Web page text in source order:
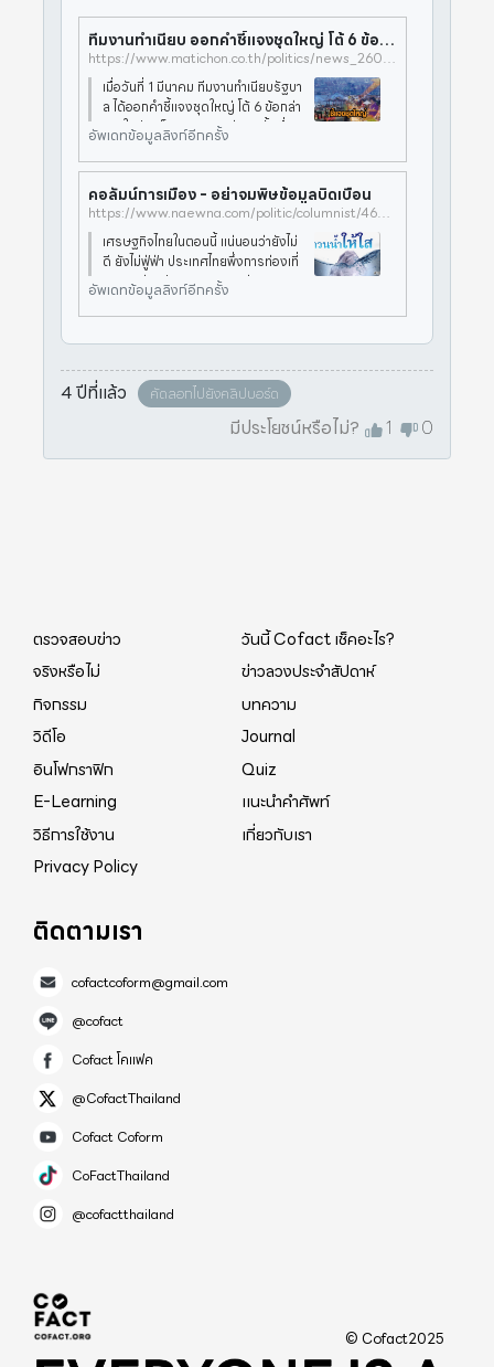
ทีมงานทำเนียบ ออกคำชี้แจงชุดใหญ่ โต้ 6 ข้อกล่าวหาศก. ชี้ไทยเหลื่อมล้ำลดลง
https://www.matichon.co.th/politics/news_2601541
เมื่อวันที่ 1 มีนาคม ทีมงานทำเนียบรัฐบา
ล ได้ออกคำชี้แจงชุดใหญ่ โต้ 6 ข้อกล่า
วหาในประเด็นเศรษฐกิจต่างๆ ทั้งเรื่อง
หนี้สาธารณะ ต่อ GDP หนี้ครัวเรือน แ
ละ เงินกู้โควิด 1 ในประเด็นคำกล่าวหาที่
ว่า “สุดช็อค
อัพเดทข้อมูลลิงก์อีกครั้ง
คอลัมน์การเมือง - อย่าจมพิษข้อมูลบิดเบือน
https://www.naewna.com/politic/columnist/46986
เศรษฐกิจไทยในตอนนี้ แน่นอนว่ายังไม่
ดี ยังไม่ฟู่ฟ่า ประเทศไทยพึ่งการท่องเที่
ยวจากต่างประเทศและการส่งออกมหา
ศาล จึงได้รับผลกระทบหนัก เรื่องนี้ไม่ย
ากเกินเข้าใจเลยแม้แต่น้อย แต่คนบางก
อัพเดทข้อมูลลิงก์อีกครั้ง
4 ปีที่แล้ว คัดลอกไปยังคลิปบอร์ด
มีประโยชน์หรือไม่? 1 0
ตรวจสอบข่าว
วันนี้ Cofact เช็คอะไร?
จริงหรือไม่
ข่าวลวงประจำสัปดาห์
กิจกรรม
บทความ
วิดีโอ
Journal
อินโฟกราฟิก
Quiz
E-Learning
แนะนำคำศัพท์
วิธีการใช้งาน
เกี่ยวกับเรา
Privacy Policy
ติดตามเรา
cofactcoform@gmail.com
@cofact
Cofact โคแฟค
@CofactThailand
Cofact Coform
CoFactThailand
@cofactthailand
© Cofact2025